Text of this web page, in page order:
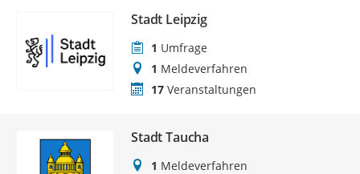
Stadt Leipzig
1 Umfrage
1 Meldeverfahren
17 Veranstaltungen
Stadt Taucha
1 Meldeverfahren